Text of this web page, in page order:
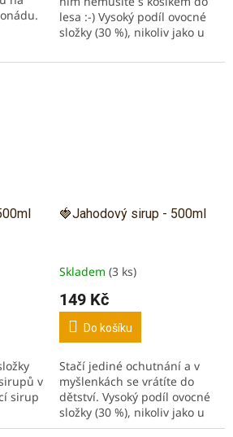
lesa :-) Vysoký podíl ovocné
složky (30 %), nikoliv jako u
bohatá chuť a výrazná
v
sirup
chutí.
🍓Jahodový sirup - 500ml
Skladem (3 ks)
149 Kč
Do košíku
Stačí jediné ochutnání a v
myšlenkách se vrátíte do
dětství. Vysoký podíl ovocné
složky (30 %), nikoliv jako u
sirupů v obchodech! Jahody